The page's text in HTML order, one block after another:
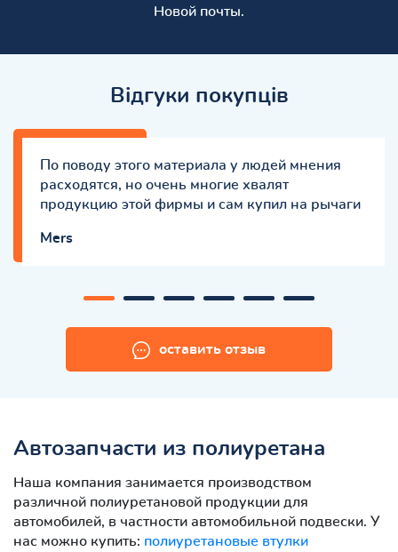
Новой почты.
Відгуки покупців
По поводу этого материала у людей мнения
расходятся, но очень многие хвалят
продукцию этой фирмы и сам купил на рычаги
Mers
оставить отзыв
Автозапчасти из полиуретана
Наша компания занимается производством
различной полиуретановой продукции для
автомобилей, в частности автомобильной подвески. У
нас можно купить: полиуретановые втулки